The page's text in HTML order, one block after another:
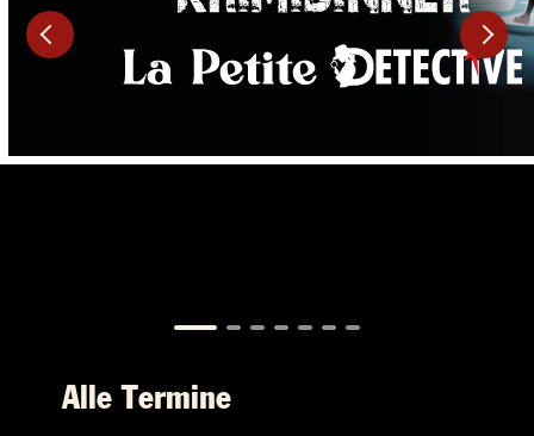
Alle Termine